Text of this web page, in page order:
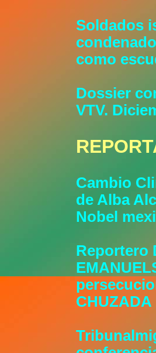
Soldados
como
Dossier
VTV.
Cambio
de Alba
Nobel
Reportero
CHUZADA